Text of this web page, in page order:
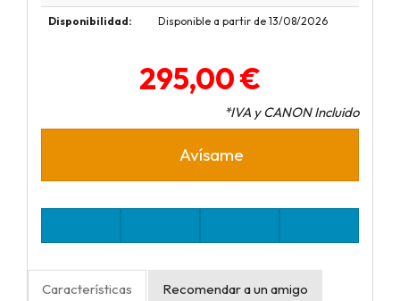
Disponibilidad: Disponible a partir de 13/08/2026
295,00 €
*IVA y CANON Incluido
Avísame
Características Recomendar a un amigo